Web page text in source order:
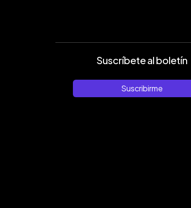
Suscríbete al boletín
Suscribirme